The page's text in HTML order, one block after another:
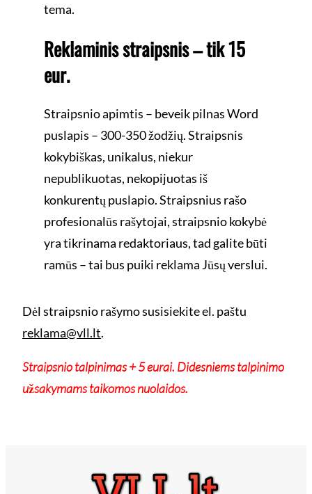
tema.
Reklaminis straipsnis – tik 15
eur.
Straipsnio apimtis – beveik pilnas Word
puslapis – 300-350 žodžių. Straipsnis
kokybiškas, unikalus, niekur
nepublikuotas, nekopijuotas iš
konkurentų puslapio. Straipsnius rašo
profesionalūs rašytojai, straipsnio kokybė
yra tikrinama redaktoriaus, tad galite būti
ramūs – tai bus puiki reklama Jūsų verslui.
Dėl straipsnio rašymo susisiekite el. paštu
reklama@vll.lt.
Straipsnio talpinimas + 5 eurai. Didesniems talpinimo
užsakymams taikomos nuolaidos.